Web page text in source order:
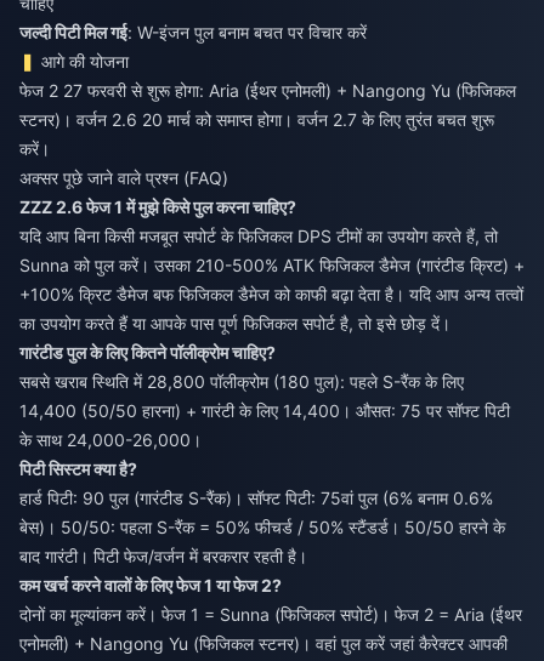
जल्दी पिटी मिल गई: W-इंजन पुल बनाम बचत पर विचार करें
आगे की योजना
फेज 2 27 फरवरी से शुरू होगा: Aria (ईथर एनोमली) + Nangong Yu (फिजिकल
स्टनर)। वर्जन 2.6 20 मार्च को समाप्त होगा। वर्जन 2.7 के लिए तुरंत बचत शुरू
करें।
अक्सर पूछे जाने वाले प्रश्न (FAQ)
ZZZ 2.6 फेज 1 में मुझे किसे पुल करना चाहिए?
यदि आप बिना किसी मजबूत सपोर्ट के फिजिकल DPS टीमों का उपयोग करते हैं, तो
Sunna को पुल करें। उसका 210-500% ATK फिजिकल डैमेज (गारंटीड क्रिट) +
+100% क्रिट डैमेज बफ फिजिकल डैमेज को काफी बढ़ा देता है। यदि आप अन्य तत्वों
का उपयोग करते हैं या आपके पास पूर्ण फिजिकल सपोर्ट है, तो इसे छोड़ दें।
गारंटीड पुल के लिए कितने पॉलीक्रोम चाहिए?
सबसे खराब स्थिति में 28,800 पॉलीक्रोम (180 पुल): पहले S-रैंक के लिए
14,400 (50/50 हारना) + गारंटी के लिए 14,400। औसत: 75 पर सॉफ्ट पिटी
के साथ 24,000-26,000।
पिटी सिस्टम क्या है?
हार्ड पिटी: 90 पुल (गारंटीड S-रैंक)। सॉफ्ट पिटी: 75वां पुल (6% बनाम 0.6%
बेस)। 50/50: पहला S-रैंक = 50% फीचर्ड / 50% स्टैंडर्ड। 50/50 हारने के
बाद गारंटी। पिटी फेज/वर्जन में बरकरार रहती है।
कम खर्च करने वालों के लिए फेज 1 या फेज 2?
दोनों का मूल्यांकन करें। फेज 1 = Sunna (फिजिकल सपोर्ट)। फेज 2 = Aria (ईथर
एनोमली) + Nangong Yu (फिजिकल स्टनर)। वहां पुल करें जहां कैरेक्टर आपकी